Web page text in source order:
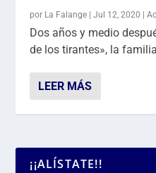
por La Falange |Jul 12, 2020 |
Dos años y medio
de los tirantes», la
LEER MÁS
¡¡ALÍSTATE!!